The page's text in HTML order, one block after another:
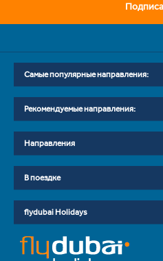
Самые популярные направления:
Рекомендуемые направления:
Направления
В поездке
flydubai Holidays